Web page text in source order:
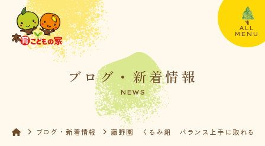
ALL
MENU
ブログ・新着情報
NEWS
ブログ・新着情報 藤野園 くるみ組 バランス上手に取れるか